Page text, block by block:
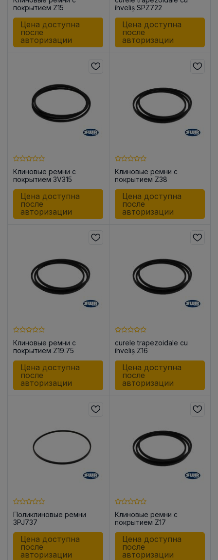
покрытием Z15
Цена доступна
после
авторизации
înveliș SPZ722
Цена доступна
после
авторизации
Клиновые ремни с
покрытием 3V315
Цена доступна
после
авторизации
Клиновые ремни с
покрытием Z38
Цена доступна
после
авторизации
Клиновые ремни с
покрытием Z19.75
Цена доступна
после
авторизации
curele trapezoidale cu
înveliș Z16
Цена доступна
после
авторизации
Поликлиновые ремни
3PJ737
Цена доступна
после
авторизации
Клиновые ремни с
покрытием Z17
Цена доступна
после
авторизации